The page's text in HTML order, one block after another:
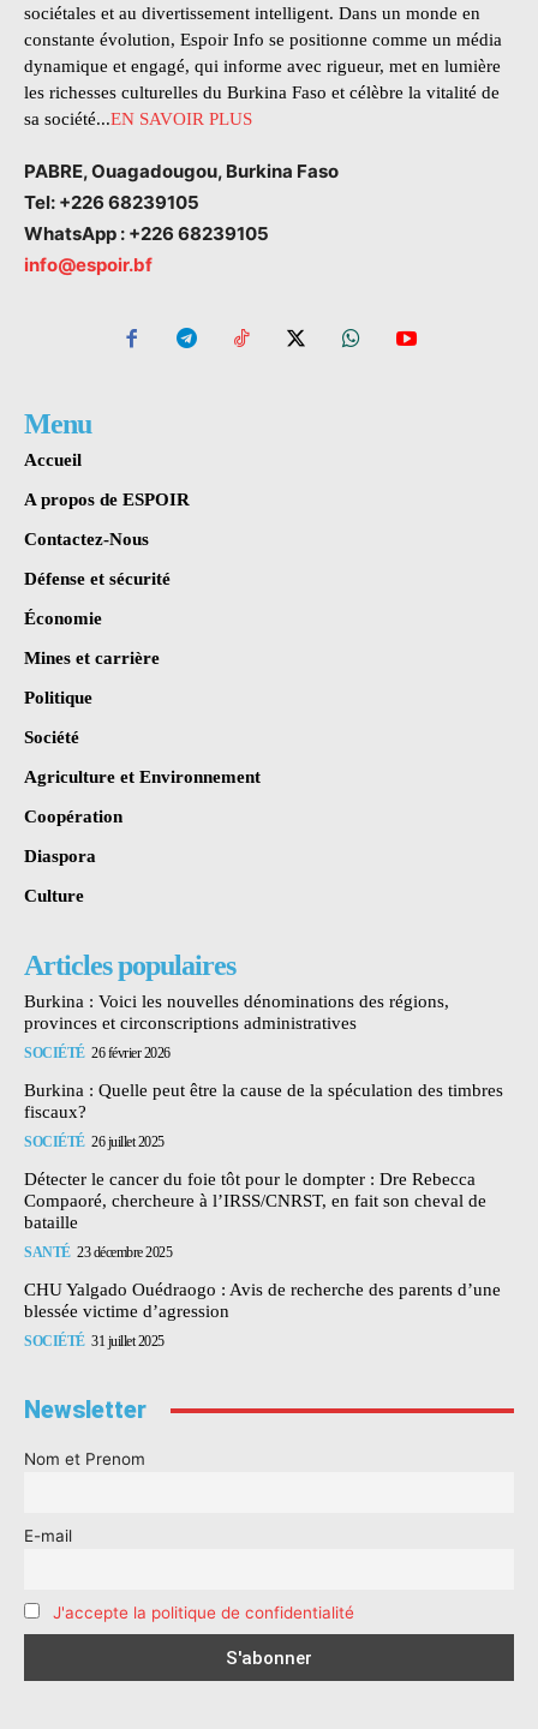
sociétales et au divertissement intelligent. Dans un monde en
constante évolution, Espoir Info se positionne comme un média
dynamique et engagé, qui informe avec rigueur, met en lumière
les richesses culturelles du Burkina Faso et célèbre la vitalité de
sa société...EN SAVOIR PLUS
PABRE, Ouagadougou, Burkina Faso
Tel: +226 68239105
WhatsApp : +226 68239105
info@espoir.bf
Menu
Accueil
A propos de ESPOIR
Contactez-Nous
Défense et sécurité
Économie
Mines et carrière
Politique
Société
Agriculture et Environnement
Coopération
Diaspora
Culture
Articles populaires
Burkina : Voici les nouvelles dénominations des régions,
provinces et circonscriptions administratives
SOCIÉTÉ 26 février 2026
Burkina : Quelle peut être la cause de la spéculation des timbres
fiscaux?
SOCIÉTÉ 26 juillet 2025
Détecter le cancer du foie tôt pour le dompter : Dre Rebecca
Compaoré, chercheure à l’IRSS/CNRST, en fait son cheval de
bataille
SANTÉ 23 décembre 2025
CHU Yalgado Ouédraogo : Avis de recherche des parents d’une
blessée victime d’agression
SOCIÉTÉ 31 juillet 2025
Newsletter
Nom et Prenom
E-mail
J'accepte la politique de confidentialité